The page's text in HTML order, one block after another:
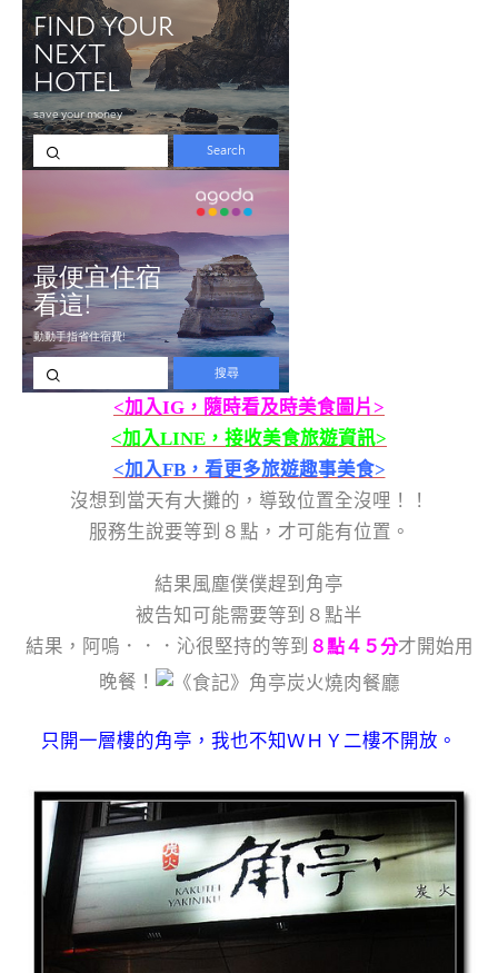
<加入IG，隨時看及時美食圖片>
<加入LINE，接收美食旅遊資訊>
<加入FB，看更多旅遊趣事美食>
沒想到當天有大攤的，導致位置全沒哩！！
服務生說要等到８點，才可能有位置。
結果風塵僕僕趕到角亭
被告知可能需要等到８點半
結果，阿嗚．．．沁很堅持的等到 ８點４５分才開始用
晚餐！
只開一層樓的角亭，我也不知ＷＨＹ二樓不開放。